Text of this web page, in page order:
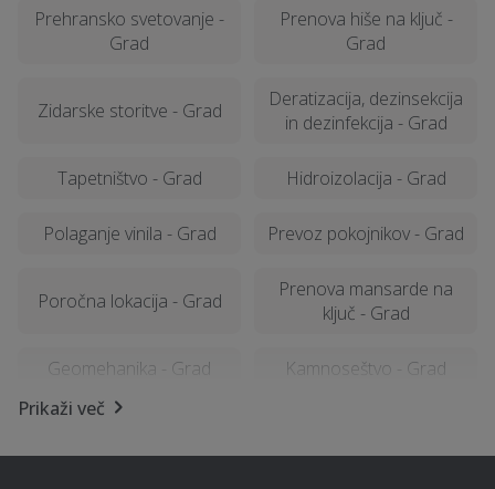
Prehransko svetovanje -
Grad
Prenova hiše na ključ -
Grad
Zidarske storitve - Grad
Deratizacija, dezinsekcija
in dezinfekcija - Grad
Tapetništvo - Grad Hidroizolacija - Grad
Polaganje vinila - Grad Prevoz pokojnikov - Grad
Poročna lokacija - Grad
Prenova mansarde na
ključ - Grad
Geomehanika - Grad Kamnoseštvo - Grad
Prikaži več